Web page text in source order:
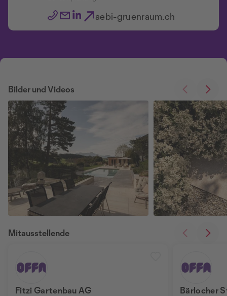
aebi-gruenraum.ch
Bilder und Videos
Fitzi Gartenbau AG
Bärlocher
Mitausstellende